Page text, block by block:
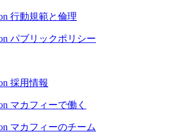
行動規範と倫理
パブリックポリシー
採用情報
マカフィーで働く
マカフィーのチーム